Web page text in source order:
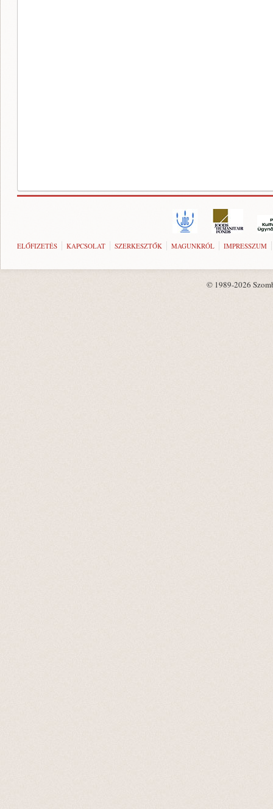
ELŐFIZETÉS KAPCSOLAT SZERKESZTŐK MAGUNKRÓL IMPRESSZUM
© 1989-2026